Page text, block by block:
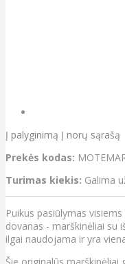
Į palyginimą Į norų sąrašą
Prekės kodas:
Turimas kiekis: Galima
Puikus pasiūlymas
dovanas - marškinėliai su
ilgai naudojama ir yra